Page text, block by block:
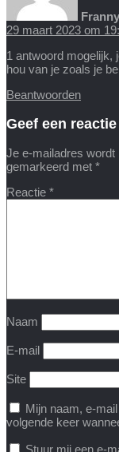
Franny
29 maart 2023 om
1 antwoord mogelijk,
hou van je zoals je
Beantwoorden
Geef een reactie
Je e-mailadres wordt
gemarkeerd met *
Reactie *
Naam
E-mail
Site
Mijn naam, e-
volgende keer